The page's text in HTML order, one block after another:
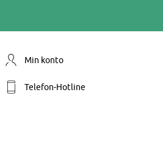
Min konto
Telefon-Hotline